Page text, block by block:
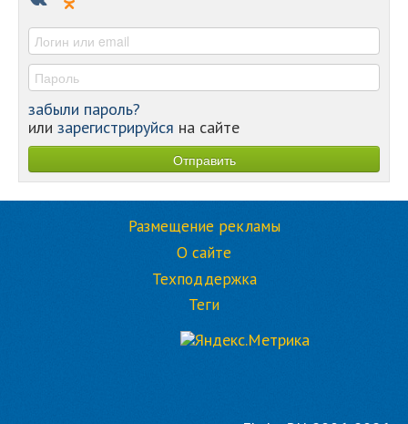
-
забыли пароль?
или зарегистрируйся на сайте
Размещение рекламы
О сайте
Техподдержка
Теги